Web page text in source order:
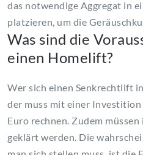
das notwendige Aggregat in
platzieren, um die
Was sind die
einen Homelift?
Wer sich einen Senkrechtlift
der muss mit einer
Euro rechnen. Zudem
geklärt werden. Die